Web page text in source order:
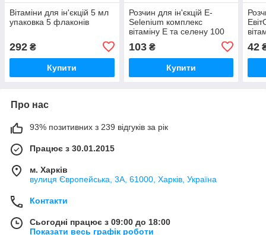
Вітаміни для ін'єкцій 5 мл
упаковка 5 флаконів
292 ₴
Купити
Розчин для ін'єкцій E-
Selenium комплекс
вітаміну Е та селену 100
103₴
Купити
42
Про нас
93% позитивних з 239 відгуків за рік
Працює з 30.01.2015
м. Харків
вулиця Європейська, 3А, 61000, Харків, Україна
Контакти
Сьогодні працює з 09:00 до 18:00
Показати весь графік роботи